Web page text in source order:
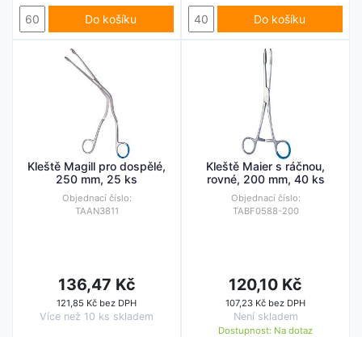
Do košíku Do košíku
Kleště Magill pro dospělé,
250 mm, 25 ks
Objednací číslo:
TAAN3811
136,47 Kč
121,85 Kč bez DPH
Více než 10 ks skladem
Kleště Maier s ráčnou,
rovné, 200 mm, 40 ks
Objednací číslo:
TABF0588-200
120,10 Kč
107,23 Kč bez DPH
Není skladem
Dostupnost: Na dotaz